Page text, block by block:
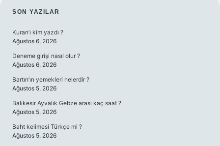
SIDEBAR
SON YAZILAR
Kuran’ı kim yazdı ?
Ağustos 6, 2026
Deneme girişi nasıl olur ?
Ağustos 6, 2026
Bartın’ın yemekleri nelerdir ?
Ağustos 5, 2026
Balıkesir Ayvalık Gebze arası kaç saat ?
Ağustos 5, 2026
Baht kelimesi Türkçe mi ?
Ağustos 5, 2026